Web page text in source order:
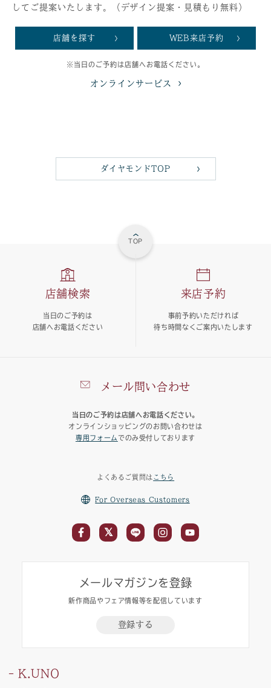
してご提案いたします。（デザイン提案・見積もり無料）
店舗を探す WEB来店予約
※当日のご予約は店舗へお電話ください。
オンラインサービス
ダイヤモンドTOP
TOP
メール問い合わせ
当日のご予約は店舗へお電話ください。
オンラインショッピングのお問い合わせは
専用フォーム でのみ受付しております
店舗検索
当日のご予約は
店舗へお電話ください
来店予約
事前予約いただければ
待ち時間なくご案内いたします
よくあるご質問は こちら
For Overseas Customers
メールマガジンを登録
新作商品やフェア情報等を配信しています
登録する
K.UNO